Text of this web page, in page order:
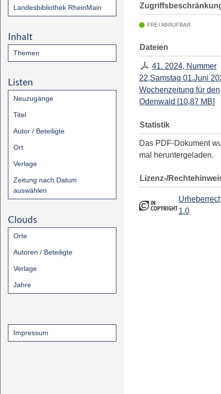
Landesbibliothek RheinMain
Inhalt
Themen
Listen
Neuzugänge
Titel
Autor / Beteiligte
Ort
Verlage
Zeitung nach Datum
auswählen
Clouds
Orte
Autoren / Beteiligte
Verlage
Jahre
Impressum
FREI ABRUFBAR
Dateien
41. 2024, Nummer
22,Samstag 01.Juni
Wochenzeitung für den
Odenwald [10,87 MB]
Statistik
Das PDF-Dokument
mal heruntergeladen.
Lizenz-/
1.0